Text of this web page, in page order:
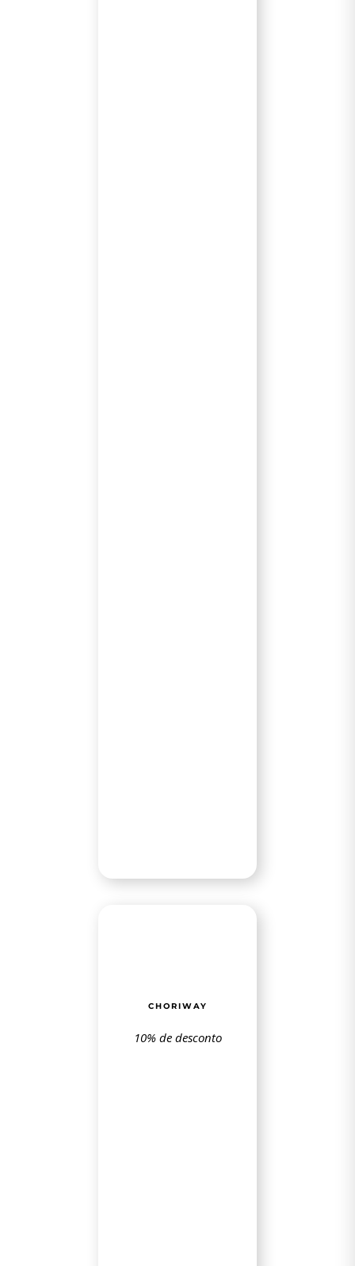
CHORIWAY
10% de desconto